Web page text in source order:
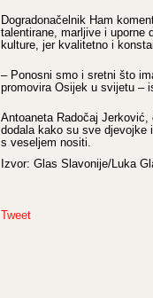
Dogradonačelnik Ham
talentirane, marljive i uporne
kulture, jer kvalitetno i
– Ponosni smo i sretni što
promovira Osijek u svijetu –
Antoaneta Radočaj Jerković,
dodala kako su sve djevojke
s veseljem nositi.
Izvor: Glas Slavonije/Luka
Tweet